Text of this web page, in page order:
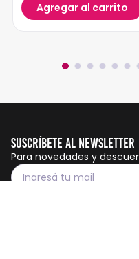
Agregar al carrito
Suscríbete al Newsletter
Para novedades y